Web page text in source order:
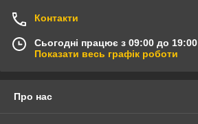
Контакти
Сьогодні працює з 09:00 до 19:00
Показати весь графік роботи
Про нас